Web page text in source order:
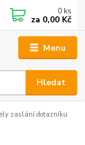
Menu
Hledat
0 ks
za 0,00 Kč
zaslání dotazníku